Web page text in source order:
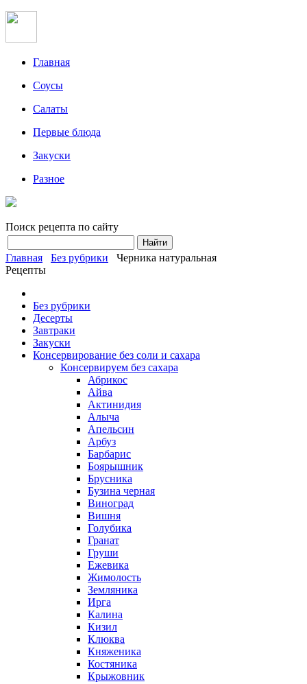
Главная
Соусы
Салаты
Первые блюда
Закуски
Разное
Поиск рецепта по сайту
Главная Без рубрики
Черника натуральная
Рецепты
Без рубрики
Десерты
Завтраки
Закуски
Консервирование без соли и сахара
Консервируем без сахара
Абрикос
Айва
Актинидия
Алыча
Апельсин
Арбуз
Барбарис
Боярышник
Брусника
Бузина черная
Виноград
Вишня
Голубика
Гранат
Груши
Ежевика
Жимолость
Земляника
Ирга
Калина
Кизил
Клюква
Княженика
Костяника
Крыжовник